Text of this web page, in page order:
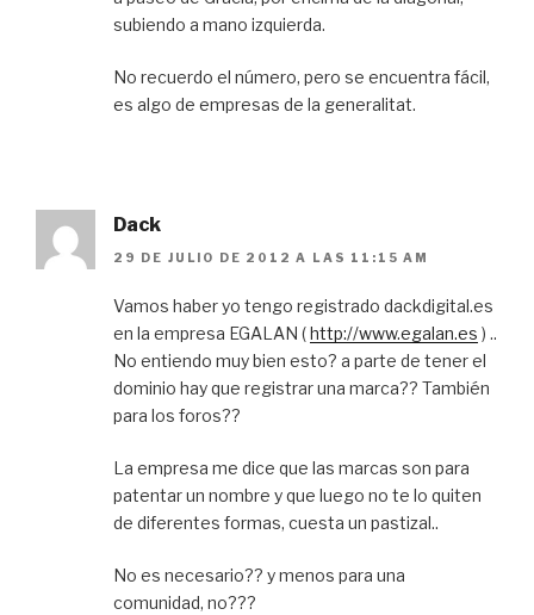
subiendo a mano izquierda.
No recuerdo el número, pero se encuentra fácil,
es algo de empresas de la generalitat.
Dack
29 DE JULIO DE 2012 A LAS 11:15 AM
Vamos haber yo tengo registrado dackdigital.es
en la empresa EGALAN (http://www.egalan.es ) ..
No entiendo muy bien esto? a parte de tener el
dominio hay que registrar una marca?? También
para los foros??
La empresa me dice que las marcas son para
patentar un nombre y que luego no te lo quiten
de diferentes formas, cuesta un pastizal..
No es necesario?? y menos para una
comunidad, no???